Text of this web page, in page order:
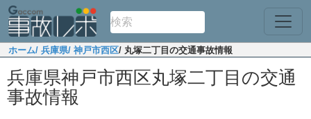
ホーム/ 兵庫県/ 神戸市西区/ 丸塚二丁目の交通事故情報
兵庫県神戸市西区丸塚二丁目の交通
事故情報